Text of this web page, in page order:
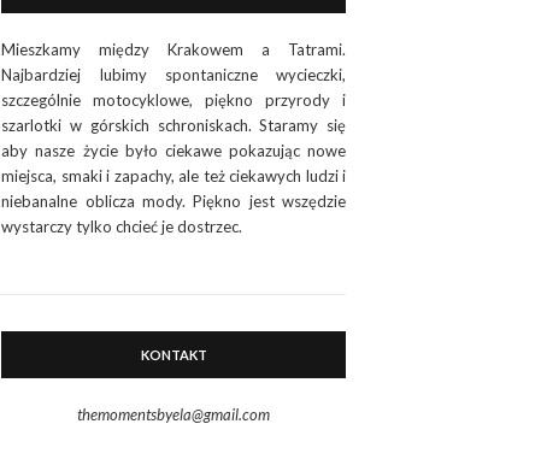
Mieszkamy między Krakowem a Tatrami.
Najbardziej lubimy spontaniczne wycieczki,
szczególnie motocyklowe, piękno przyrody i
szarlotki w górskich schroniskach. Staramy się
aby nasze życie było ciekawe pokazując nowe
miejsca, smaki i zapachy, ale też ciekawych ludzi i
niebanalne oblicza mody. Piękno jest wszędzie
wystarczy tylko chcieć je dostrzec.
KONTAKT
themomentsbyela@gmail.com